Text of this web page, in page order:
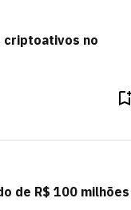
criptoativos no
de R$ 100 milhões